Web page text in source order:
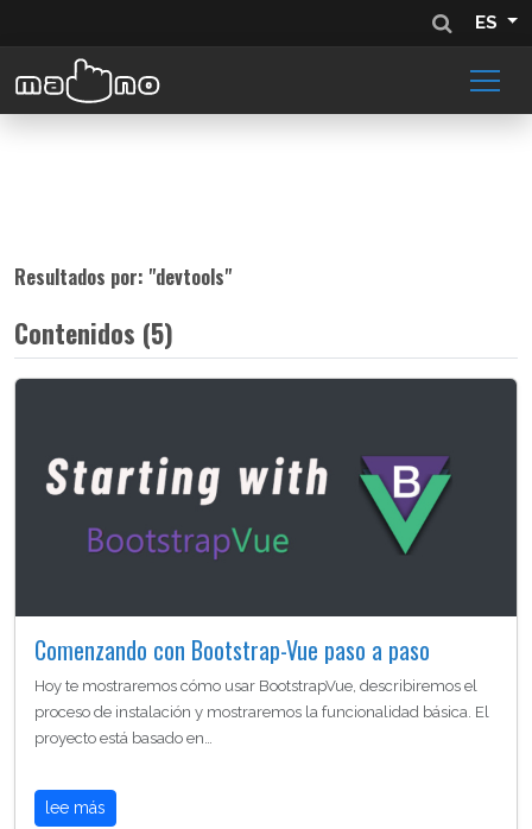
ES
Resultados por: "devtools"
Contenidos (5)
Comenzando con Bootstrap-Vue paso a paso
Hoy te mostraremos cómo usar BootstrapVue, describiremos el
proceso de instalación y mostraremos la funcionalidad básica. El
proyecto está basado en…
lee más